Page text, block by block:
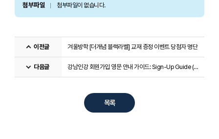
첨부파일 첨부파일이 없습니다.
이전글 겨울방학 [더개념 블랙라벨] 교재 증정 이벤트 당첨자 명단
다음글 강남인강 회원가입 영문 안내 가이드: Sign-Up Guide (English)
목록